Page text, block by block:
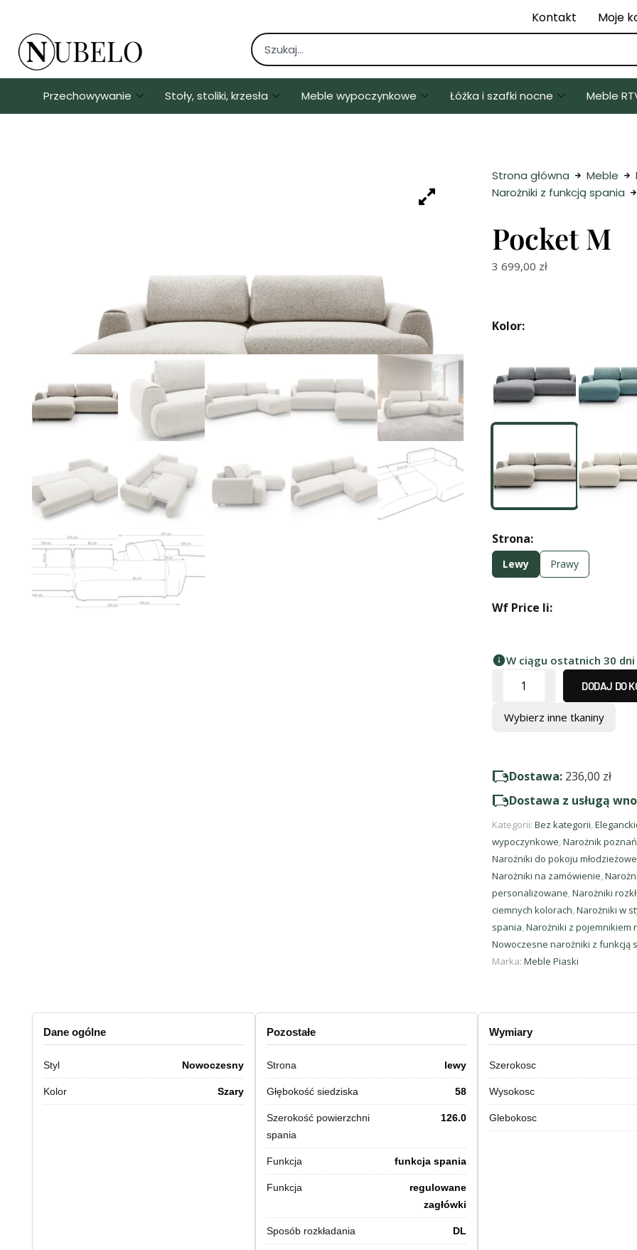
Kontakt Moje
Przechowywanie Stoły, stoliki, krzesła Meble wypoczynkowe Łóżka i szafki nocne Meble
Strona główna Meble
Narożniki z funkcją spania
Pocket M
3 699,00 zł
Kolor:
Strona:
Lewy Prawy
Wf Price Ii:
W ciągu ostatnich 30
DODAJ DO
Wybierz inne tkaniny
Dostawa: 236,00 zł
Dostawa z usługą
Kategorii: Bez kategorii
wypoczynkowe Narożnik poznań
Narożniki do pokoju
Narożniki na zamówienie
personalizowane Narożniki
ciemnych kolorach Narożniki w
spania Narożniki z pojemnikiem
Nowoczesne narożniki z funkcją
Marka: Meble Piaski
Dane ogólne
Styl Nowoczesny
Kolor Szary
Pozostałe
Strona lewy
Głębokość siedziska 58
Szerokość powierzchni
spania
126.0
Funkcja funkcja spania
Funkcja
regulowane
zagłówki
Sposób rozkładania DL
Wymiary
Szerokosc
Wysokosc
Glebokosc